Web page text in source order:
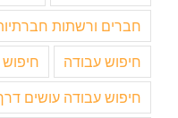
חברים ורשתות
חיפוש עבודה
חיפוש עבודה עושים